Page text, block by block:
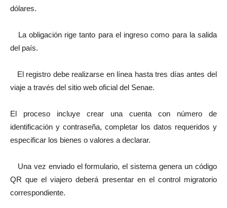
dólares.
La obligación rige tanto para el ingreso como para la salida
del país.
El registro debe realizarse en línea hasta tres días antes del
viaje a través del sitio web oficial del Senae.
El proceso incluye crear una cuenta con número de
identificación y contraseña, completar los datos requeridos y
especificar los bienes o valores a declarar.
Una vez enviado el formulario, el sistema genera un código
QR que el viajero deberá presentar en el control migratorio
correspondiente.